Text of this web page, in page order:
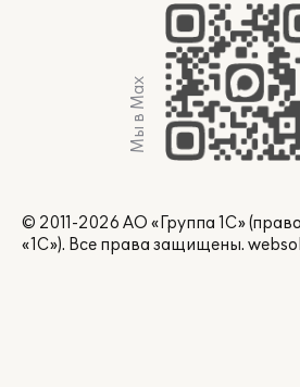
Мы в Max
© 2011-2026 АО «Группа 1С»
«1С»). Все права защищены.